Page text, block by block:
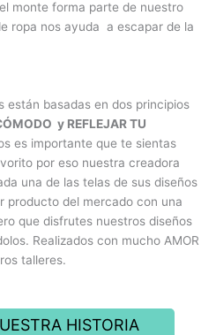
monte forma parte de nuestro
ropa nos ayuda a escapar de la
están basadas en dos principios
y REFLEJAR TU
es importante que te sientas
por eso nuestra creadora
una de las telas de sus diseños
producto del mercado con una
que disfrutes nuestros diseños
Realizados con mucho AMOR
talleres.
HISTORIA